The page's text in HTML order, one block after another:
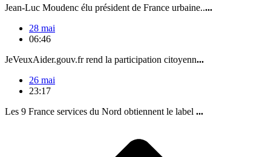
Jean-Luc Moudenc élu président de France urbaine.....
28 mai
06:46
JeVeuxAider.gouv.fr rend la participation citoyenn...
26 mai
23:17
Les 9 France services du Nord obtiennent le label ...